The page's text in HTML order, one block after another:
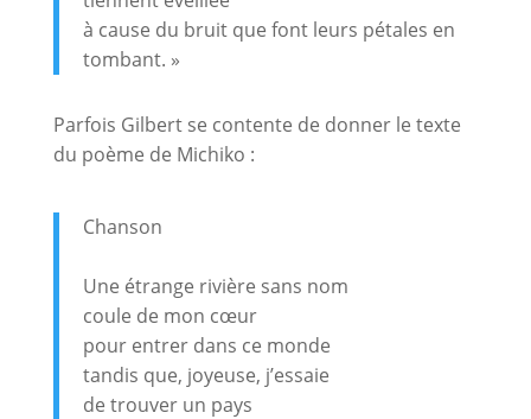
à cause du bruit que font leurs pétales en
tombant. »
Parfois Gilbert se contente de donner le texte
du poème de Michiko :
Chanson
Une étrange rivière sans nom
coule de mon cœur
pour entrer dans ce monde
tandis que, joyeuse, j’essaie
de trouver un pays